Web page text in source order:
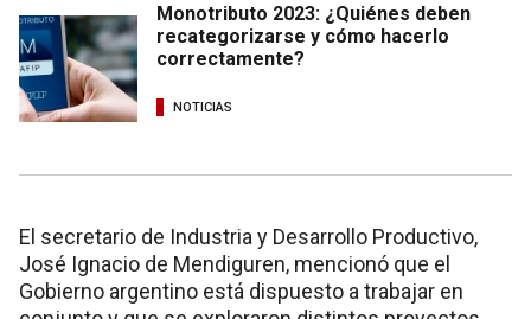
Monotributo 2023: ¿Quiénes deben
recategorizarse y cómo hacerlo
correctamente?
NOTICIAS
El secretario de Industria y Desarrollo Productivo,
José Ignacio de Mendiguren, mencionó que el
Gobierno argentino está dispuesto a trabajar en